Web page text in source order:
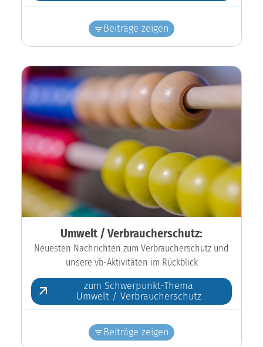
Beiträge zeigen
Umwelt / Verbraucherschutz:
Neuesten Nachrichten zum Verbraucherschutz und
unsere vb-Aktivitäten im Rückblick
zum Schwerpunkt-Thema
Umwelt / Verbraucherschutz
Beiträge zeigen